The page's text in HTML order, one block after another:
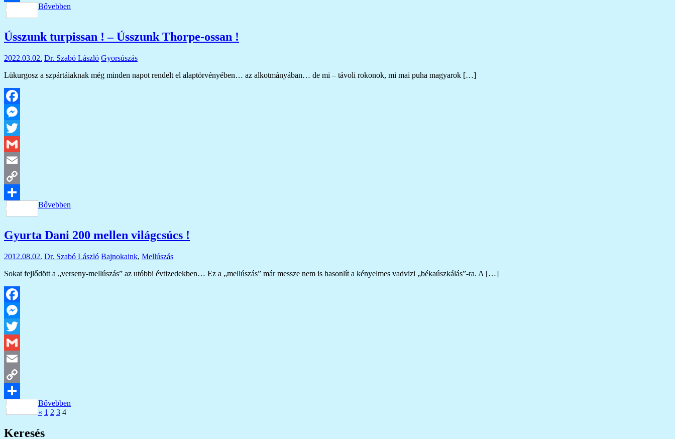
Link
Ossza
Bővebben
Ússzunk turpissan ! – Ússzunk Thorpe-ossan !
2022.03.02. Dr. Szabó László Gyorsúszás
Lükurgosz a szpártáiaknak még minden napot rendelt el alaptörvényében… az alkotmányában… de mi – távoli rokonok, mi mai puha magyarok […]
Facebook
Messenger
Twitter
Gmail
Email
Copy
Link
Ossza
Bővebben
Gyurta Dani 200 mellen világcsúcs !
2012.08.02. Dr. Szabó László Bajnokaink, Mellúszás
Sokat fejlődött a „verseny-mellúszás” az utóbbi évtizedekben… Ez a „mellúszás” már messze nem is hasonlít a kényelmes vadvizi „békaúszkálás”-ra. A […]
Facebook
Messenger
Twitter
Gmail
Email
Copy
Link
Ossza
Bővebben
Bejegyzések
lapozása
« Previous
1 2 3 4
Keresés